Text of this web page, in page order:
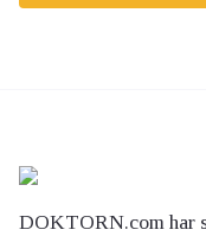
DOKTORN.com har